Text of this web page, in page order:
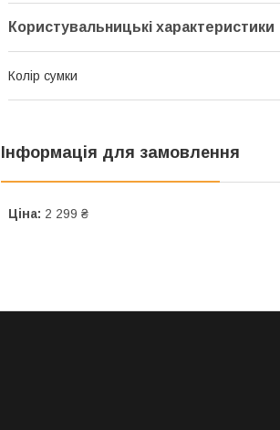
Користувальницькі характеристики
Колір сумки
Інформація для замовлення
Ціна: 2 299 ₴